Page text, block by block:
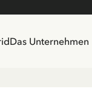
Das Unternehmen